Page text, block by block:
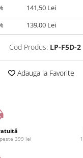
141,50 Lei
139,00 Lei
Cod Produs: LP-F5D-2
Adauga la Favorite
399 lei